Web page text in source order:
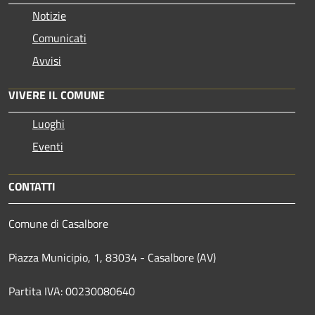
Notizie
Comunicati
Avvisi
VIVERE IL COMUNE
Luoghi
Eventi
CONTATTI
Comune di Casalbore
Piazza Municipio, 1, 83034 - Casalbore (AV)
Partita IVA: 00230080640